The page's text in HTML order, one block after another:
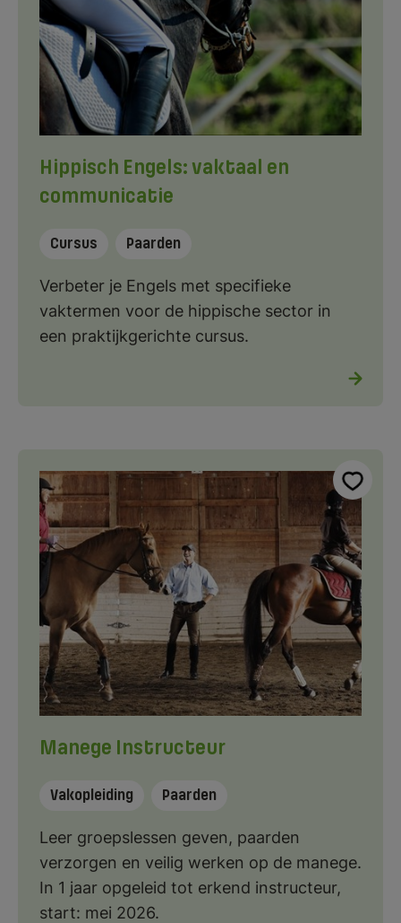
Hippisch Engels: vaktaal en
communicatie
Cursus Paarden
Verbeter je Engels met specifieke
vaktermen voor de hippische sector in
een praktijkgerichte cursus.
Manege Instructeur
Vakopleiding Paarden
Leer groepslessen geven, paarden
verzorgen en veilig werken op de manege.
In 1 jaar opgeleid tot erkend instructeur,
start: mei 2026.